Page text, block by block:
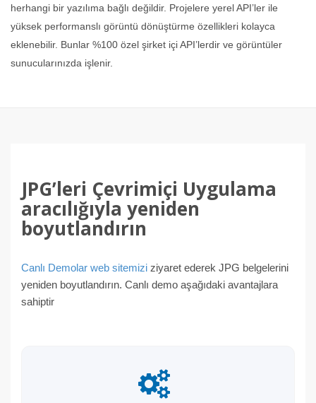
herhangi bir yazılıma bağlı değildir. Projelere yerel API’ler ile
yüksek performanslı görüntü dönüştürme özellikleri kolayca
eklenebilir. Bunlar %100 özel şirket içi API’lerdir ve görüntüler
sunucularınızda işlenir.
JPG’leri Çevrimiçi Uygulama
aracılığıyla yeniden
boyutlandırın
Canlı Demolar web sitemizi ziyaret ederek JPG belgelerini
yeniden boyutlandırın. Canlı demo aşağıdaki avantajlara
sahiptir